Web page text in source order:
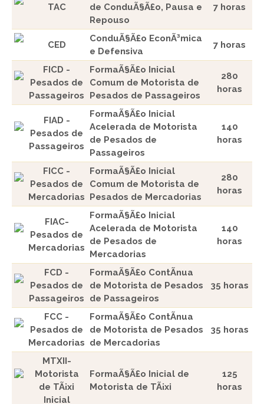
TAC
de ConduÃ§Ã£o, Pausa e
Repouso
7 horas
CED
ConduÃ§Ã£o EconÃ³mica
e Defensiva
7 horas
FICD -
Pesados de
Passageiros
FormaÃ§Ã£o Inicial
Comum de Motorista de
Pesados de Passageiros
280
horas
FIAD -
Pesados de
Passageiros
FormaÃ§Ã£o Inicial
Acelerada de Motorista
de Pesados de
Passageiros
140
horas
FICC -
Pesados de
Mercadorias
FormaÃ§Ã£o Inicial
Comum de Motorista de
Pesados de Mercadorias
280
horas
FIAC-
Pesados de
Mercadorias
FormaÃ§Ã£o Inicial
Acelerada de Motorista
de Pesados de
Mercadorias
140
horas
FCD -
Pesados de
Passageiros
FormaÃ§Ã£o ContÃ­nua
de Motorista de Pesados
de Passageiros
35 horas
FCC -
Pesados de
Mercadorias
FormaÃ§Ã£o ContÃ­nua
de Motorista de Pesados
de Mercadorias
35 horas
MTXII-
Motorista
de TÃ¡xi
Inicial
FormaÃ§Ã£o Inicial de
Motorista de TÃ¡xi
125
horas